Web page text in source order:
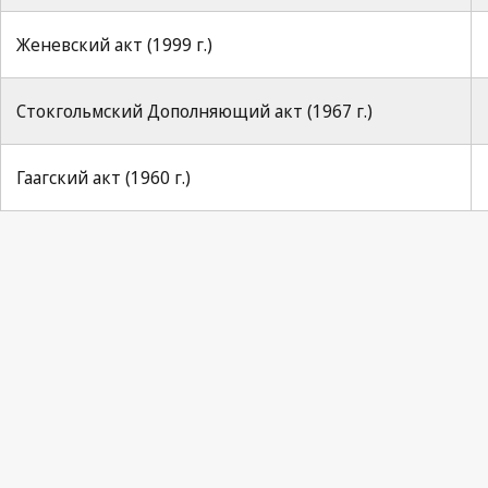
Женевский акт (1999 г.)
Стокгольмский Дополняющий акт (1967 г.)
Гаагский акт (1960 г.)